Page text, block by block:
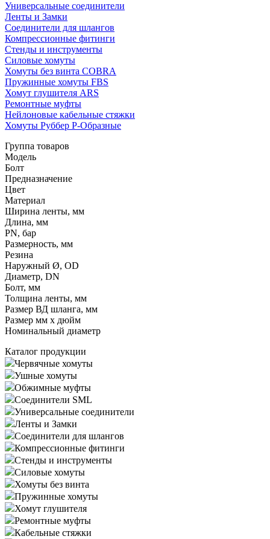
Универсальные соединители
Ленты и Замки
Соединители для шлангов
Компрессионные фитинги
Стенды и инструменты
Силовые хомуты
Хомуты без винта COBRA
Пружинные хомуты FBS
Хомут глушителя ARS
Ремонтные муфты
Нейлоновые кабельные стяжки
Хомуты Руббер Р-Образные
Группа товаров
Модель
Болт
Предназначение
Цвет
Материал
Ширина ленты, мм
Длина, мм
PN, бар
Размерность, мм
Резина
Наружный Ø, OD
Диаметр, DN
Болт, мм
Толщина ленты, мм
Размер ВД шланга, мм
Размер мм x дюйм
Номинальный диаметр
Каталог продукции
Червячные хомуты
Ушные хомуты
Обжимные муфты
Соединители SML
Универсальные соединители
Ленты и Замки
Соединители для шлангов
Компрессионные фитинги
Стенды и инструменты
Силовые хомуты
Хомуты без винта
Пружинные хомуты
Хомут глушителя
Ремонтные муфты
Кабельные стяжки